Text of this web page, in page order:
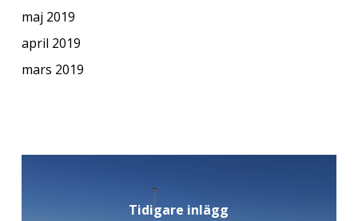
maj 2019
april 2019
mars 2019
Tidigare inlägg